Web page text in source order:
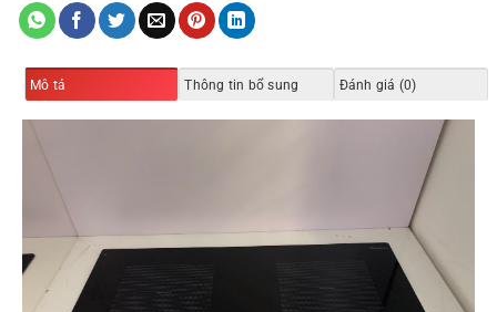
Mô tả Thông tin bổ sung Đánh giá (0)